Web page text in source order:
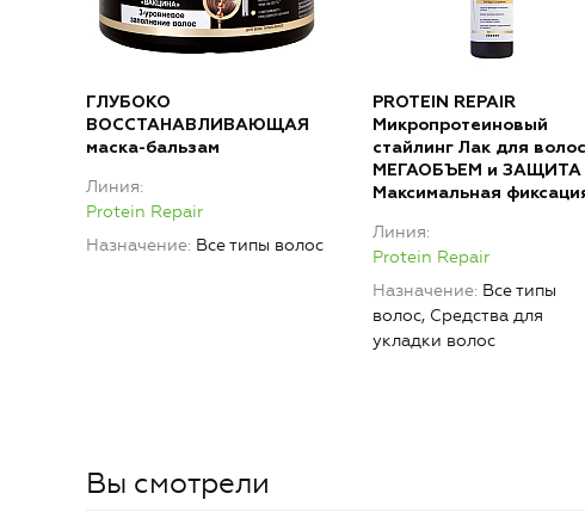
ГЛУБОКО
ВОССТАНАВЛИВАЮЩАЯ
маска-бальзам
Линия
Protein Repair
Назначение Все типы волос
PROTEIN REPAIR
Микропротеиновый
стайлинг Лак для волос
МЕГАОБЪЕМ и ЗАЩИТА
Максимальная
Линия
Protein Repair
Назначение Все типы
волос, Средства для
укладки волос
Вы смотрели